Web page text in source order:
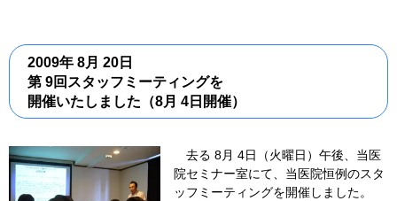
2009年 8月 20日
第 9回スタッフミーティングを
開催いたしました（8月 4日開催）
去る 8月 4日（火曜日）午後、当医
院セミナー室にて、当医院恒例のスタ
ッフミーティングを開催しました。